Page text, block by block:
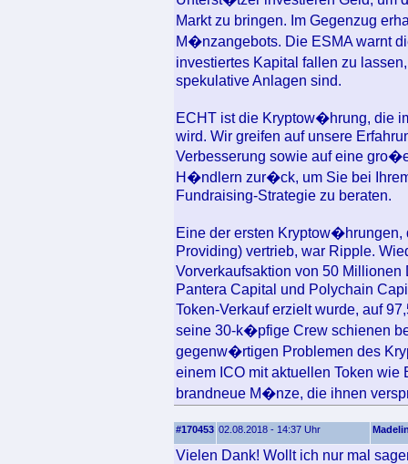
Markt zu bringen. Im Gegenzug
M�nzangebots. Die ESMA warnt
investiertes Kapital fallen zu
spekulative Anlagen sind.
ECHT ist die Kryptow�hrung, die
wird. Wir greifen auf unsere
Verbesserung sowie auf eine
H�ndlern zur�ck, um Sie bei
Fundraising-Strategie zu beraten.
Eine der ersten Kryptow�hrungen,
Providing) vertrieb, war Ripple.
Vorverkaufsaktion von 50
Pantera Capital und Polychain
Token-Verkauf erzielt wurde, auf
seine 30-k�pfige Crew schienen
gegenw�rtigen Problemen des
einem ICO mit aktuellen Token
brandneue M�nze, die ihnen
#170453 02.08.2018 - 14:37 Uhr
Vielen Dank! Wollt ich nur mal